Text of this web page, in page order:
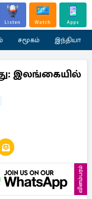
Listen Watch Apps
சமூகம் இந்தியா
இலங்கையில்
விளம்பரம்